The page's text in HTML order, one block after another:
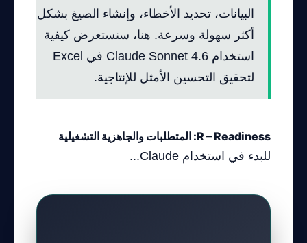
البيانات، تحديد الأخطاء، وإنشاء الصيغ بشكل
أكثر سهولة وسرعة. هنا، سنستعرض كيفية
استخدام Claude Sonnet 4.6 في Excel
لتحقيق التحسين الأمثل للإنتاجية.
R – Readiness: المتطلبات والجاهزية التشغيلية
للبدء في استخدام Claude...